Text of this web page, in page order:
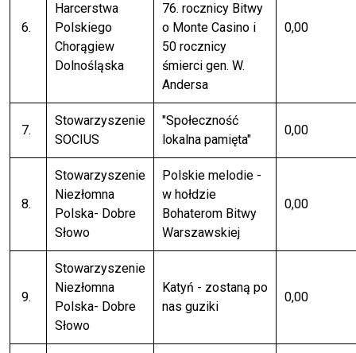
6.
Harcerstwa
Polskiego
Chorągiew
Dolnośląska
76. rocznicy Bitwy
o Monte Casino i
50 rocznicy
śmierci gen. W.
Andersa
0,00
7.
Stowarzyszenie
SOCIUS
"Społeczność
lokalna pamięta"
0,00
8.
Stowarzyszenie
Niezłomna
Polska- Dobre
Słowo
Polskie melodie -
w hołdzie
Bohaterom Bitwy
Warszawskiej
0,00
9.
Stowarzyszenie
Niezłomna
Polska- Dobre
Słowo
Katyń - zostaną po
nas guziki
0,00